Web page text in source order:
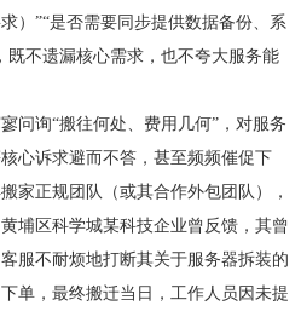
）”“是否需要同步提供数据备份、系
既不遗漏核心需求，也不夸大服务能
问询“搬往何处、费用几何”，对服务
心诉求避而不答，甚至频频催促下
家正规团队（或其合作外包团队），
埔区科学城某科技企业曾反馈，其曾
服不耐烦地打断其关于服务器拆装的
单，最终搬迁当日，工作人员因未提